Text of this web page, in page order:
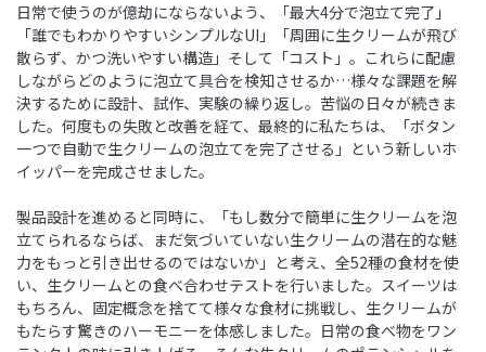
日常で使うのが億劫にならないよう、「最大4分で泡立て完了」
「誰でもわかりやすいシンプルなUI」「周囲に生クリームが飛び
散らず、かつ洗いやすい構造」そして「コスト」。これらに配慮
しながらどのように泡立て具合を検知させるか…様々な課題を解
決するために設計、試作、実験の繰り返し。苦悩の日々が続きま
した。何度もの失敗と改善を経て、最終的に私たちは、「ボタン
一つで自動で生クリームの泡立てを完了させる」という新しいホ
イッパーを完成させました。
製品設計を進めると同時に、「もし数分で簡単に生クリームを泡
立てられるならば、まだ気づいていない生クリームの潜在的な魅
力をもっと引き出せるのではないか」と考え、全52種の食材を使
い、生クリームとの食べ合わせテストを行いました。スイーツは
もちろん、固定概念を捨てて様々な食材に挑戦し、生クリームが
もたらす驚きのハーモニーを体感しました。日常の食べ物をワン